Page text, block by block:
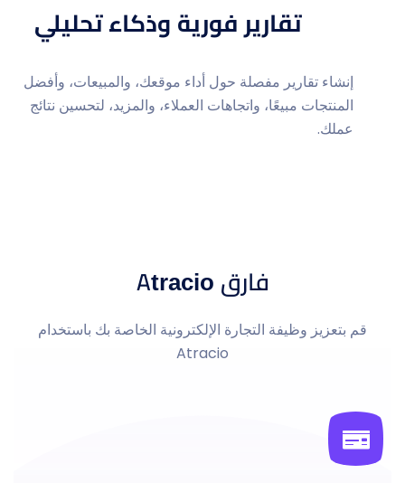
تقارير فورية وذكاء تحليلي
إنشاء تقارير مفصلة حول أداء موقعك، والمبيعات، وأفضل
المنتجات مبيعًا، واتجاهات العملاء، والمزيد، لتحسين نتائج
عملك.
فارق Atracio
قم بتعزيز وظيفة التجارة الإلكترونية الخاصة بك باستخدام
Atracio